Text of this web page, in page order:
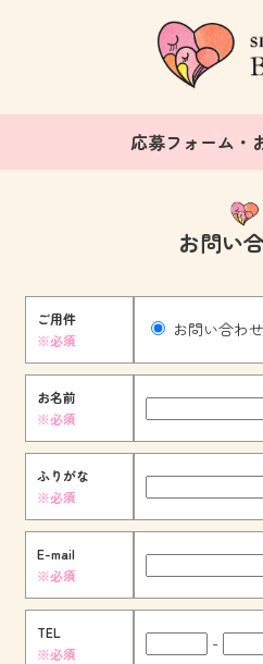
応募フォーム・
お問い
ご用件
※必須
お問い合わせ
お名前
※必須
ふりがな
※必須
E-mail
※必須
TEL
※必須
-